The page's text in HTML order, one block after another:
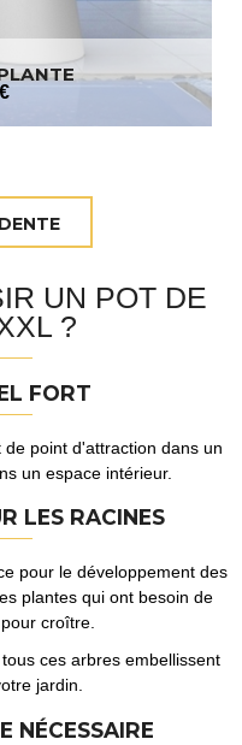
€
UN POT DE
?
FORT
point d'attraction dans un
un espace intérieur.
LES RACINES
pour le développement des
plantes qui ont besoin de
croître.
ces arbres embellissent
jardin.
NÉCESSAIRE